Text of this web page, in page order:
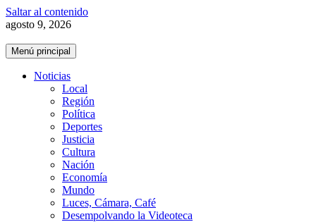
Saltar al contenido
agosto 9, 2026
Menú principal
Noticias
Local
Región
Política
Deportes
Justicia
Cultura
Nación
Economía
Mundo
Luces, Cámara, Café
Desempolvando la Videoteca